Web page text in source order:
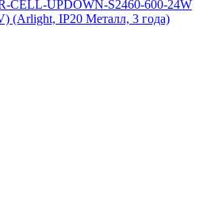
CELL-UPDOWN-S2460-600-24W
(Arlight, IP20 Металл, 3 года)